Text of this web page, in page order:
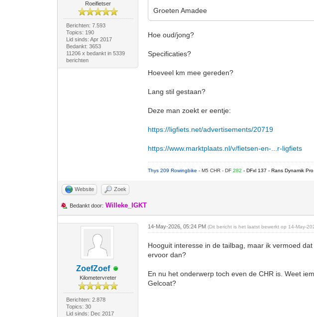
Roeifietser
Berichten: 7.593
Topics: 190
Lid sinds: Apr 2017
Bedankt: 3653
11206 x bedankt in 5339
berichten
Groeten Amadee
Hoe oud/jong?
Specificaties?
Hoeveel km mee gereden?
Lang stil gestaan?
Deze man zoekt er eentje:
https://ligfiets.net/advertisements/20719
https://www.marktplaats.nl/v/fietsen-en-...r-ligfiets
Thys 209 Rowingbike- M5 CHR - DF282- DFxl 137 - Rans Dynamik
Website Zoek
Bedankt door: Willeke_IGKT
ZoefZoef
Kilometervreter
Berichten: 2.878
Topics: 30
Lid sinds: Dec 2017
14-May-2026, 05:24 PM(Dit bericht is het laatst bewerkt op 14-May-
Hooguit interesse in de tailbag, maar ik vermoed
ervoor dan?
En nu het onderwerp toch even de CHR is. Weet
Gelcoat?